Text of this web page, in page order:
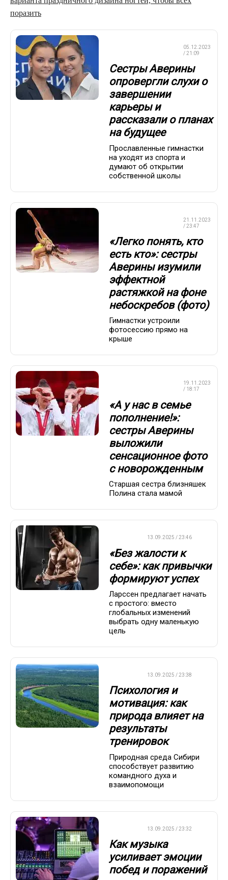
поразить
05.12.2023
/ 21:09
Сестры Аверины
опровергли слухи о
завершении
карьеры и
рассказали о планах
на будущее
Прославленные гимнастки
на уходят из спорта и
думают об открытии
собственной школы
21.11.2023
/ 23:47
«Легко понять, кто
есть кто»: сестры
Аверины изумили
эффектной
растяжкой на фоне
небоскребов (фото)
Гимнастки устроили
фотосессию прямо на
крыше
19.11.2023
/ 18:17
«А у нас в семье
пополнение!»:
сестры Аверины
выложили
сенсационное фото
с новорожденным
Старшая сестра близняшек
Полина стала мамой
13.09.2025 / 23:46
«Без жалости к
себе»: как привычки
формируют успех
Ларссен предлагает начать
с простого: вместо
глобальных изменений
выбрать одну маленькую
цель
13.09.2025 / 23:38
Психология и
мотивация: как
природа влияет на
результаты
тренировок
Природная среда Сибири
способствует развитию
командного духа и
взаимопомощи
13.09.2025 / 23:32
Как музыка
усиливает эмоции
побед и поражений